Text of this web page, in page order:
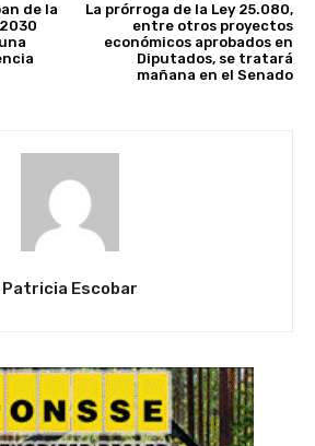
de la
La prórroga de la Ley 25.080,
entre otros proyectos
económicos aprobados en
Diputados, se tratará
mañana en el Senado
Patricia Escobar